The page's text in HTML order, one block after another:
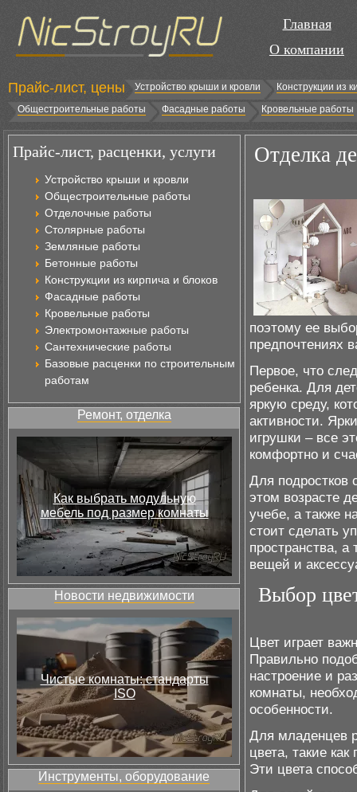
Главная
О компании
Прайс-лист, цены Устройство крыши и кровли
Конструкции из
Общестроительные работы
Фасадные работы Кровельные работы
Прайс-лист, расценки, услуги
Устройство крыши и кровли
Общестроительные работы
Отделочные работы
Столярные работы
Земляные работы
Бетонные работы
Конструкции из кирпича и блоков
Фасадные работы
Кровельные работы
Электромонтажные работы
Сантехнические работы
Базовые расценки по строительным
работам
Ремонт, отделка
Как выбрать модульную
мебель под размер комнаты
Новости недвижимости
Чистые комнаты: стандарты
ISO
Инструменты, оборудование
Отделка
поэтому ее
предпочтениях
Первое, что
ребенка. Для
яркую среду,
активности.
игрушки – все
комфортно и
Для подростков
этом возрасте
учебе, а также
стоит сделать
пространства, а
вещей и
Выбор
Цвет играет
Правильно
настроение и
комнаты,
особенности.
Для младенцев
цвета, такие
Эти цвета